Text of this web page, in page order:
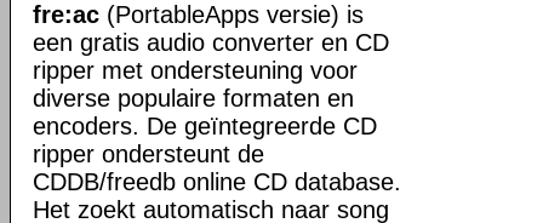
fre:ac (PortableApps versie) is
een gratis audio converter en CD
ripper met ondersteuning voor
diverse populaire formaten en
encoders. De geïntegreerde CD
ripper ondersteunt de
CDDB/freedb online CD database.
Het zoekt automatisch naar song